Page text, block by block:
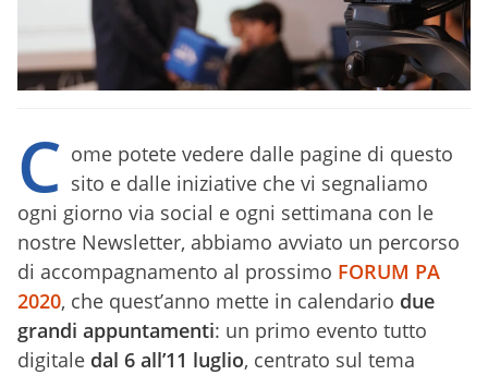
C ome potete vedere dalle pagine di questo
sito e dalle iniziative che vi segnaliamo
ogni giorno via social e ogni settimana con le
nostre Newsletter, abbiamo avviato un percorso
di accompagnamento al prossimo FORUM PA
2020, che quest’anno mette in calendario due
grandi appuntamenti: un primo evento tutto
digitale dal 6 all’11 luglio, centrato sul tema